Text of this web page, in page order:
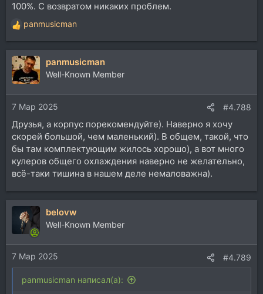
100%. С возвратом никаких проблем.
Р
е
а
к
ц
и
и
:
panmusicman
panmusicman
Well-Known Member
7 Мар 2025 #4.788
Друзья, а корпус порекомендуйте). Наверно я хочу
скорей большой, чем маленький). В общем, такой, что
бы там комплектующим жилось хорошо), а вот много
кулеров общего охлаждения наверно не желательно,
всё-таки тишина в нашем деле немаловажна).
belovw
Well-Known Member
7 Мар 2025 #4.789
panmusicman написал(а):